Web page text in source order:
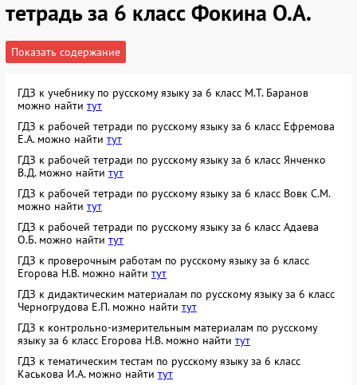
тетрадь за 6 класс Фокина О.А.
Показать содержание
ГДЗ к учебнику по русскому языку за 6 класс М.Т. Баранов
можно найти тут
ГДЗ к рабочей тетради по русскому языку за 6 класс Ефремова
Е.А. можно найти тут
ГДЗ к рабочей тетради по русскому языку за 6 класс Янченко
В.Д. можно найти тут
ГДЗ к рабочей тетради по русскому языку за 6 класс Вовк С.М.
можно найти тут
ГДЗ к рабочей тетради по русскому языку за 6 класс Адаева
О.Б. можно найти тут
ГДЗ к проверочным работам по русскому языку за 6 класс
Егорова Н.В. можно найти тут
ГДЗ к дидактическим материалам по русскому языку за 6 класс
Черногрудова Е.П. можно найти тут
ГДЗ к контрольно-измерительным материалам по русскому
языку за 6 класс Егорова Н.В. можно найти тут
ГДЗ к тематическим тестам по русскому языку за 6 класс
Каськова И.А. можно найти тут